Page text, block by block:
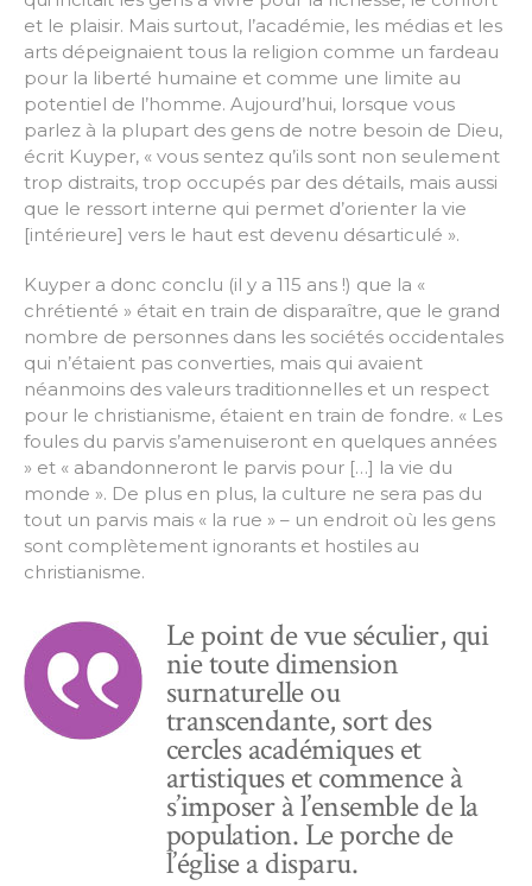
et le plaisir. Mais surtout, l’académie, les médias et les
arts dépeignaient tous la religion comme un fardeau
pour la liberté humaine et comme une limite au
potentiel de l’homme. Aujourd’hui, lorsque vous
parlez à la plupart des gens de notre besoin de Dieu,
écrit Kuyper, « vous sentez qu’ils sont non seulement
trop distraits, trop occupés par des détails, mais aussi
que le ressort interne qui permet d’orienter la vie
[intérieure] vers le haut est devenu désarticulé ».
Kuyper a donc conclu (il y a 115 ans !) que la «
chrétienté » était en train de disparaître, que le grand
nombre de personnes dans les sociétés occidentales
qui n’étaient pas converties, mais qui avaient
néanmoins des valeurs traditionnelles et un respect
pour le christianisme, étaient en train de fondre. « Les
foules du parvis s’amenuiseront en quelques années
» et « abandonneront le parvis pour […] la vie du
monde ». De plus en plus, la culture ne sera pas du
tout un parvis mais « la rue » – un endroit où les gens
sont complètement ignorants et hostiles au
christianisme.
Le point de vue séculier, qui
nie toute dimension
surnaturelle ou
transcendante, sort des
cercles académiques et
artistiques et commence à
s’imposer à l’ensemble de la
population. Le porche de
l’église a disparu.